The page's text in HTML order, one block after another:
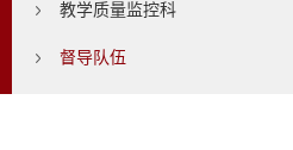
教学质量监控科
督导队伍